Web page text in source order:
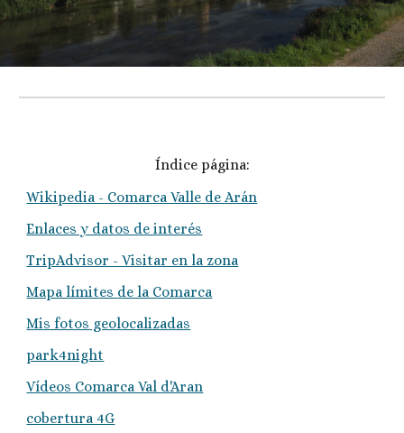
Índice página:
Wikipedia - Comarca Valle de Arán
Enlaces y datos de interés
TripAdvisor - Visitar en la zona
Mapa límites de la Comarca
Mis fotos geolocalizadas
park4night
Vídeos Comarca Val d'Aran
cobertura 4G